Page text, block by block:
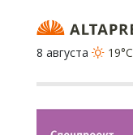
8 августа
19°C